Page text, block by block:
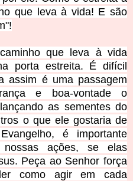
que leva à vida! E são
que leva à vida
porta estreita. É difícil
assim é uma passagem
e boa-vontade o
as sementes do
o que ele gostaria de
é importante
ações, se elas
Peça ao Senhor força
como agir em cada